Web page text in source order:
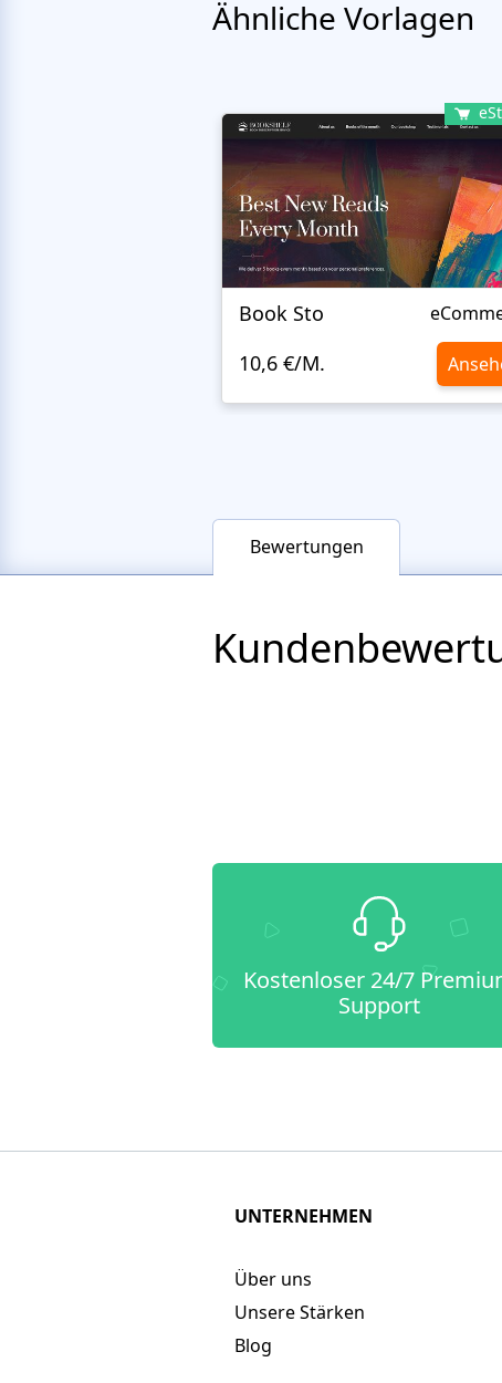
Ähnliche Vorlagen
Book Sto
10,6 €/M.
Bewertungen
Kostenloser 24/7
Support
UNTERNEHMEN
Über uns
Unsere Stärken
Blog